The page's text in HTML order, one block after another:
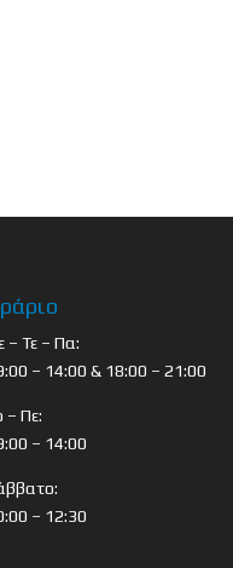
– Τε – Πα:
– 14:00 & 18:00 – 21:00
– Πε:
– 14:00
– 12:30